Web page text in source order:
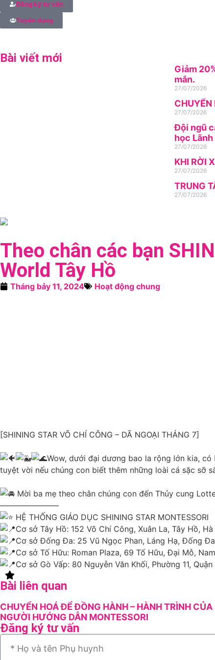
Đăng ký tư vấn
Tuyển dụng
Bài viết mới
Giảm
mắn.
27/07/2026
CHUYỂN
27/07/2026
Đội ngũ
học
27/07/2026
KHI RỜI
27/07/2026
TRUNG
27/07/2026
Theo chân các bạn
World Tây Hồ
Tháng bảy 11, 2024 Hoạt động chung
[SHINING STAR VÕ CHÍ CÔNG – DÃ NGOẠI THÁNG 7]
Wow, dưới đại dương bao la rộng lớn kia,
tuyệt vời nếu chúng con biết thêm những loài cá sặc sỡ
Mời ba mẹ theo chân chúng con đến Thủy cung
———————–
HỆ THỐNG GIÁO DỤC SHINING STAR MONTESSORI
Cơ sở Tây Hồ: 152 Võ Chí Công, Xuân La, Tây Hồ,
Cơ sở Đống Đa: 25 Vũ Ngọc Phan, Láng Hạ, Đống
Cơ sở Tố Hữu: Roman Plaza, 69 Tố Hữu, Đại Mỗ,
Cơ sở Gò Vấp: 80 Nguyễn Văn Khối, Phường 11,
Bài liên quan
CHUYỂN HOÁ ĐỂ ĐỒNG HÀNH – HÀNH TRÌNH CỦA
NGƯỜI HƯỚNG DẪN MONTESSORI
Đăng ký tư vấn